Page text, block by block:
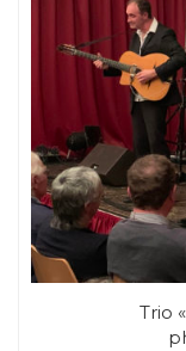
Trio